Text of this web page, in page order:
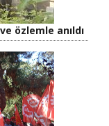
özlemle anıldı